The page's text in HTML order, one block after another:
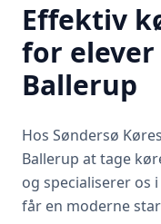
Effektiv
for elever
Ballerup
Hos Søndersø
Ballerup at tage
og specialiserer os
får en moderne